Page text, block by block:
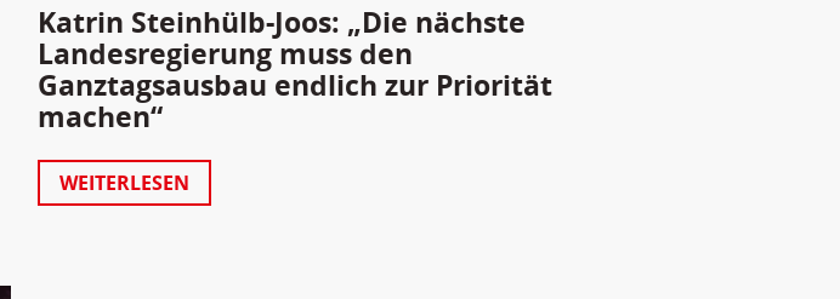
Katrin Steinhülb-Joos: „Die nächste
Landesregierung muss den
Ganztagsausbau endlich zur Priorität
machen“
WEITERLESEN